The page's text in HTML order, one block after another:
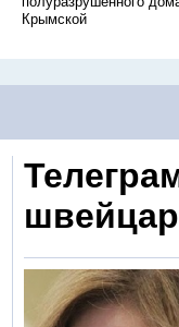
Крымской